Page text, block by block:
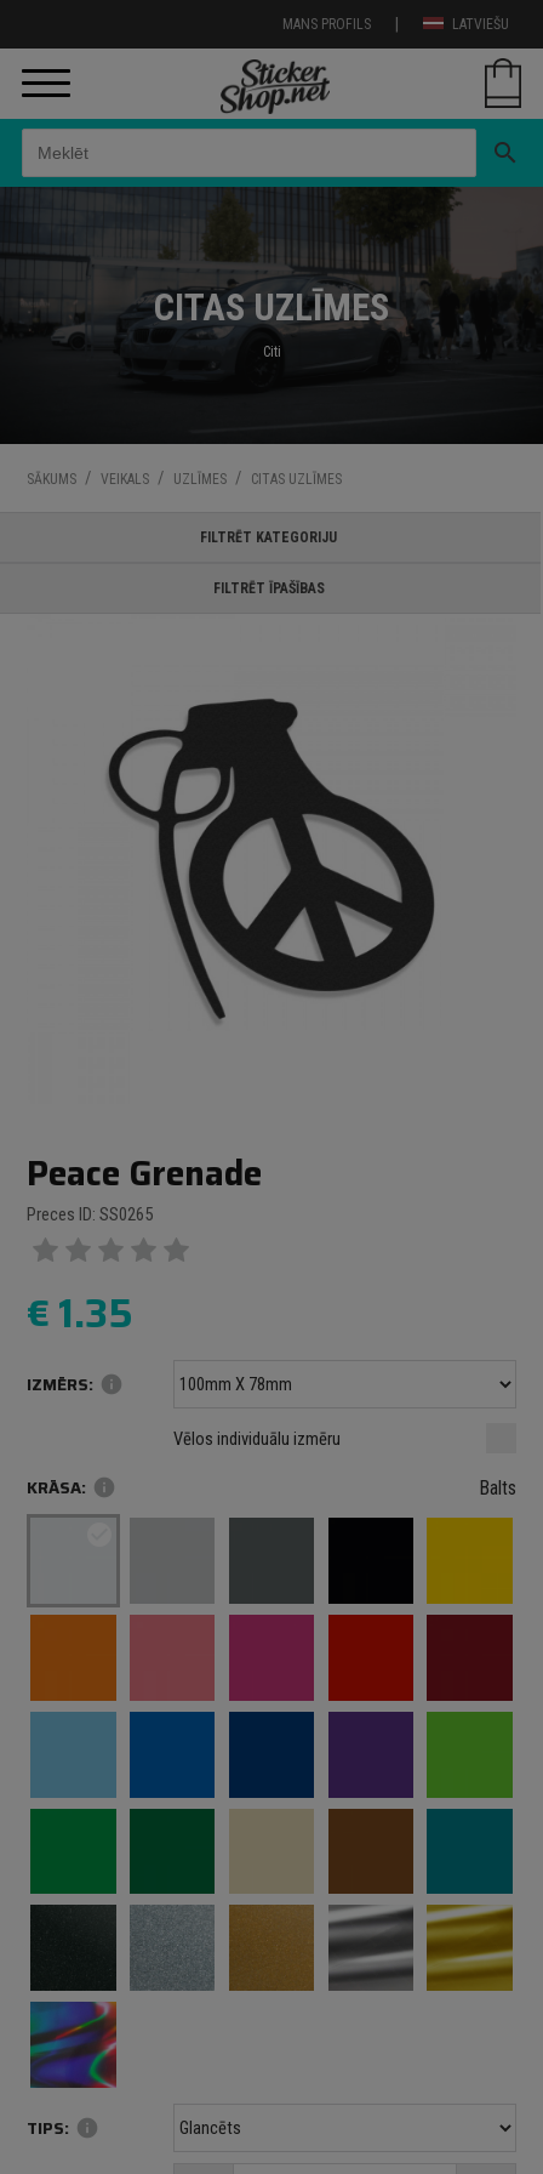
LATVIEŠU
|
MANS PROFILS
search
CITAS UZLĪMES
Citi
SĀKUMS / VEIKALS / UZLĪMES / CITAS UZLĪMES
FILTRĒT KATEGORIJU
FILTRĒT ĪPAŠĪBAS
Peace Grenade
Preces ID: SS0265
€1.35
IZMĒRS: info
mm mm
Maksimālais izmērs: 1000 mm
Vēlos individuālu izmēru
KRĀSA: info Balts
TIPS: info